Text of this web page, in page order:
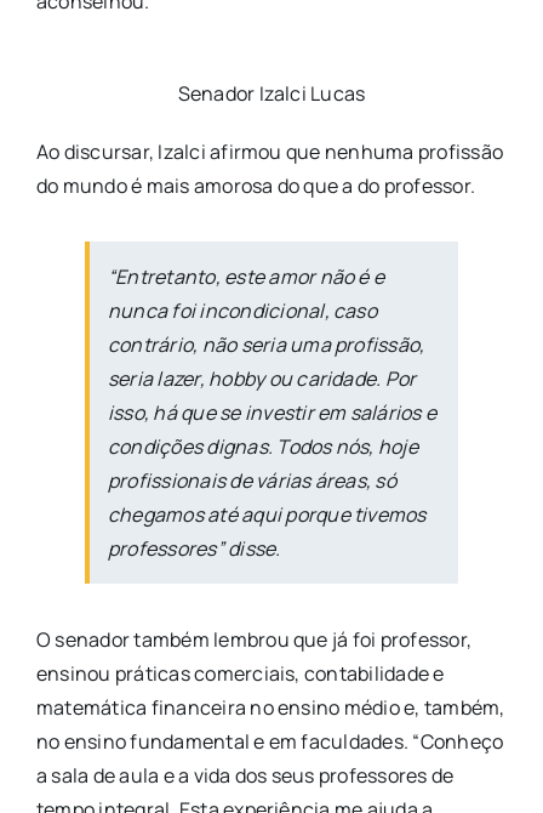
Senador Izalci Lucas
Ao discursar, Izalci afirmou que nenhuma profissão
do mundo é mais amorosa do que a do professor.
“Entretanto, este amor não é e
nunca foi incondicional, caso
contrário, não seria uma profissão,
seria lazer, hobby ou caridade. Por
isso, há que se investir em salários e
condições dignas. Todos nós, hoje
profissionais de várias áreas, só
chegamos até aqui porque tivemos
professores” disse.
O senador também lembrou que já foi professor,
ensinou práticas comerciais, contabilidade e
matemática financeira no ensino médio e, também,
no ensino fundamental e em faculdades. “Conheço
a sala de aula e a vida dos seus professores de